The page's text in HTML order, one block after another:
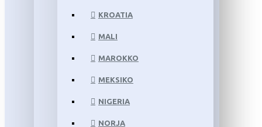
KROATIA
MALI
MAROKKO
MEKSIKO
NIGERIA
NORJA